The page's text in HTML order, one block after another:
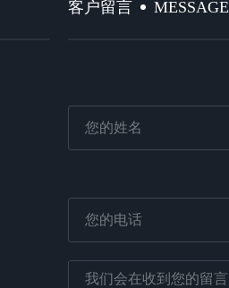
客户留言 MESSAGE